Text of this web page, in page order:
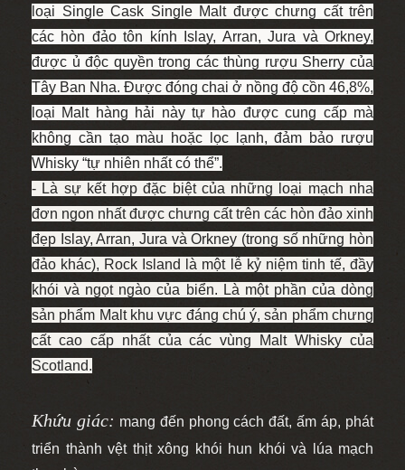
loại Single Cask Single Malt được chưng cất trên
các hòn đảo tôn kính Islay, Arran, Jura và Orkney,
được ủ độc quyền trong các thùng rượu Sherry của
Tây Ban Nha. Được đóng chai ở nồng độ cồn 46,8%,
loại Malt hàng hải này tự hào được cung cấp mà
không cần tạo màu hoặc lọc lạnh, đảm bảo rượu
Whisky “tự nhiên nhất có thể”.
- Là sự kết hợp đặc biệt của những loại mạch nha
đơn ngon nhất được chưng cất trên các hòn đảo xinh
đẹp Islay, Arran, Jura và Orkney (trong số những hòn
đảo khác), Rock Island là một lễ kỷ niệm tinh tế, đầy
khói và ngọt ngào của biển. Là một phần của dòng
sản phẩm Malt khu vực đáng chú ý, sản phẩm chưng
cất cao cấp nhất của các vùng Malt Whisky của
Scotland.
Khứu giác: mang đến phong cách đất, ấm áp, phát
triển thành vệt thịt xông khói hun khói và lúa mạch